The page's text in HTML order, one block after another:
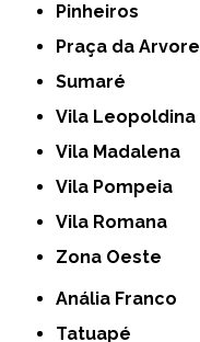
Pinheiros
Praça da Arvore
Sumaré
Vila Leopoldina
Vila Madalena
Vila Pompeia
Vila Romana
Zona Oeste
Anália Franco
Tatuapé